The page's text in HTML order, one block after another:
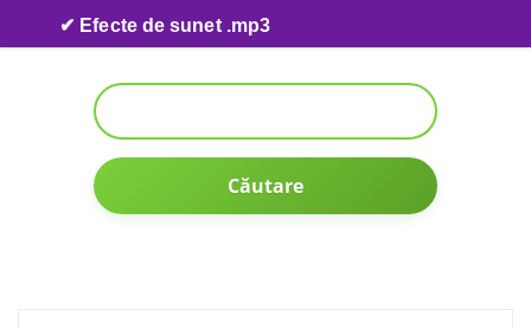
Skip to content
✔ Efecte de sunet .mp3
Căutare